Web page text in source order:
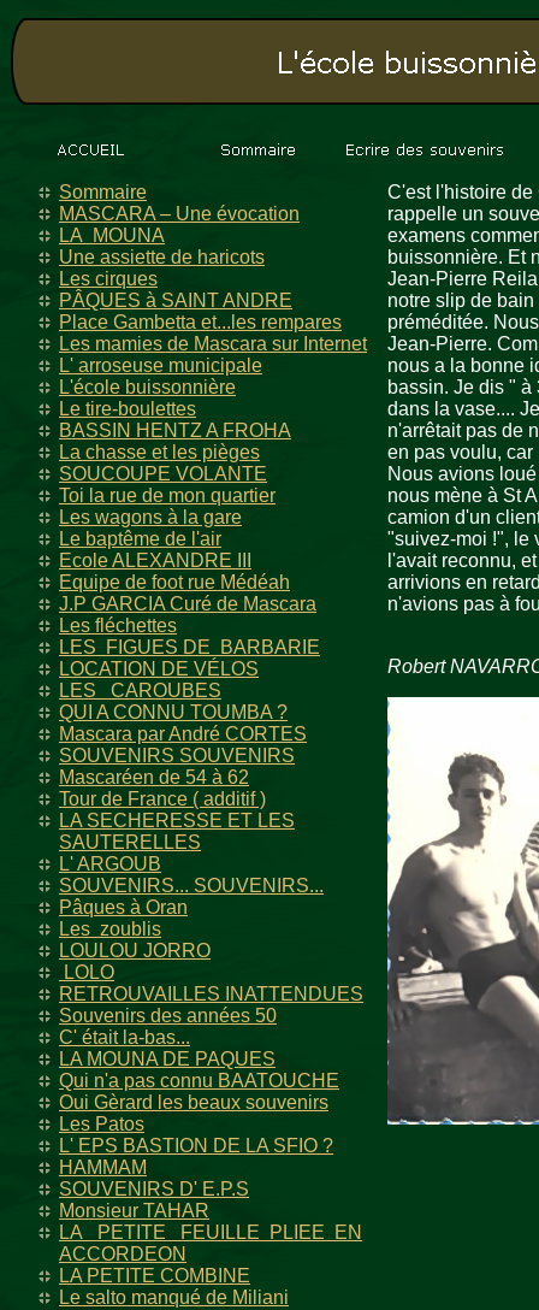
Sommaire
MASCARA – Une évocation
LA MOUNA
Une assiette de haricots
Les cirques
PÂQUES à SAINT ANDRE
Place Gambetta et...les rempares
Les mamies de Mascara sur Internet
L' arroseuse municipale
L'école buissonnière
Le tire-boulettes
BASSIN HENTZ A FROHA
La chasse et les pièges
SOUCOUPE VOLANTE
Toi la rue de mon quartier
Les wagons à la gare
Le baptême de l'air
Ecole ALEXANDRE III
Equipe de foot rue Médéah
J.P GARCIA Curé de Mascara
Les fléchettes
LES FIGUES DE BARBARIE
LOCATION DE VÉLOS
LES CAROUBES
QUI A CONNU TOUMBA ?
Mascara par André CORTES
SOUVENIRS SOUVENIRS
Mascaréen de 54 à 62
Tour de France ( additif )
LA SECHERESSE ET LES
SAUTERELLES
L' ARGOUB
SOUVENIRS... SOUVENIRS...
Pâques à Oran
Les zoublis
LOULOU JORRO
LOLO
RETROUVAILLES INATTENDUES
Souvenirs des années 50
C' était la-bas...
LA MOUNA DE PAQUES
Qui n'a pas connu BAATOUCHE
Oui Gèrard les beaux souvenirs
Les Patos
L' EPS BASTION DE LA SFIO ?
HAMMAM
SOUVENIRS D' E.P.S
Monsieur TAHAR
LA PETITE FEUILLE PLIEE EN
ACCORDEON
LA PETITE COMBINE
Le salto manqué de Miliani
C'est l'histoire de
rappelle un
examens
buissonnière. Et
Jean-Pierre
notre slip de
préméditée.
Jean-Pierre.
nous a la bonne
bassin. Je dis " à
dans la vase....
n'arrêtait pas de
en pas voulu,
Nous avions
nous mène à St
camion d'un
"suivez-moi !", le
l'avait reconnu,
arrivions en
n'avions pas à
Robert